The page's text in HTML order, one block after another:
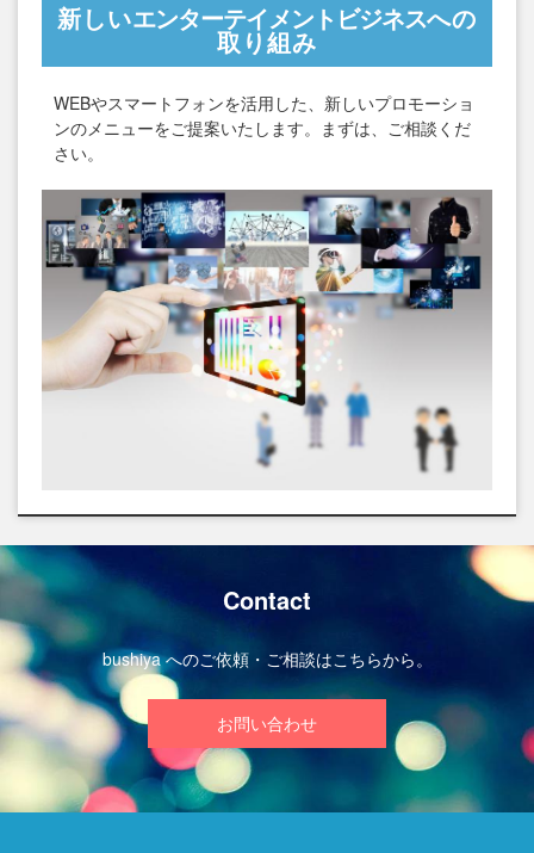
新しいエンターテイメントビジネスへの
取り組み
WEBやスマートフォンを活用した、新しいプロモーショ
ンのメニューをご提案いたします。まずは、ご相談くだ
さい。
Contact
bushiya へのご依頼・ご相談はこちらから。
お問い合わせ